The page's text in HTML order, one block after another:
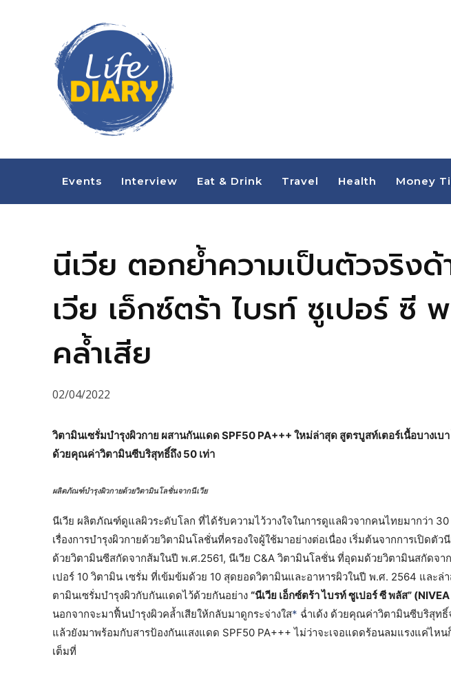
Events Interview Eat & Drink Travel Health Money
นีเวีย ตอกย้ำความเป็นตัวจริง
เวีย เอ็กซ์ตร้า ไบรท์ ซูเปอร์ ซี
คล้ำเสีย
02/04/2022
วิตามินเซรั่มบำรุงผิวกาย ผสานกันแดด SPF50 PA+++ ใหม่ล่าสุด สูตรบูสท์เตอร์เนื้อบางเบ
ด้วยคุณค่าวิตามินซีบริสุทธิ์ถึง 50 เท่า
ผลิตภัณฑ์บำรุงผิวกายด้วยวิตามินโลชั่นจากนีเวีย
นีเวีย ผลิตภัณฑ์ดูแลผิวระดับโลก ที่ได้รับความไว้วางใจในการดูแลผิวจากคนไทยมากว่า
เรื่องการบำรุงผิวกายด้วยวิตามินโลชั่นที่ครองใจผู้ใช้มาอย่างต่อเนื่อง เริ่มต้นจากการเปิดตั
ด้วยวิตามินซีสกัดจากส้มในปี พ.ศ.2561, นีเวีย C&A วิตามินโลชั่น ที่อุดมด้วยวิตามินสกัดจา
เปอร์ 10 วิตามิน เซรั่ม ที่เข้มข้มด้วย 10 สุดยอดวิตามินและอาหารผิวในปี พ.ศ. 2564 และ
ตามินเซรั่มบำรุงผิวกับกันแดดไว้ด้วยกันอย่าง “นีเวีย เอ็กซ์ตร้า ไบรท์ ซูเปอร์ ซี พลัส”
นอกจากจะมาฟื้นบำรุงผิวคล้ำเสียให้กลับมาดูกระจ่างใส* ฉ่ำเด้ง ด้วยคุณค่าวิตามินซีบริสุทธิ์
แล้วยังมาพร้อมกับสารป้องกันแสงแดด SPF50 PA+++ ไม่ว่าจะเจอแดดร้อนลมแรงแค่ไห
เต็มที่